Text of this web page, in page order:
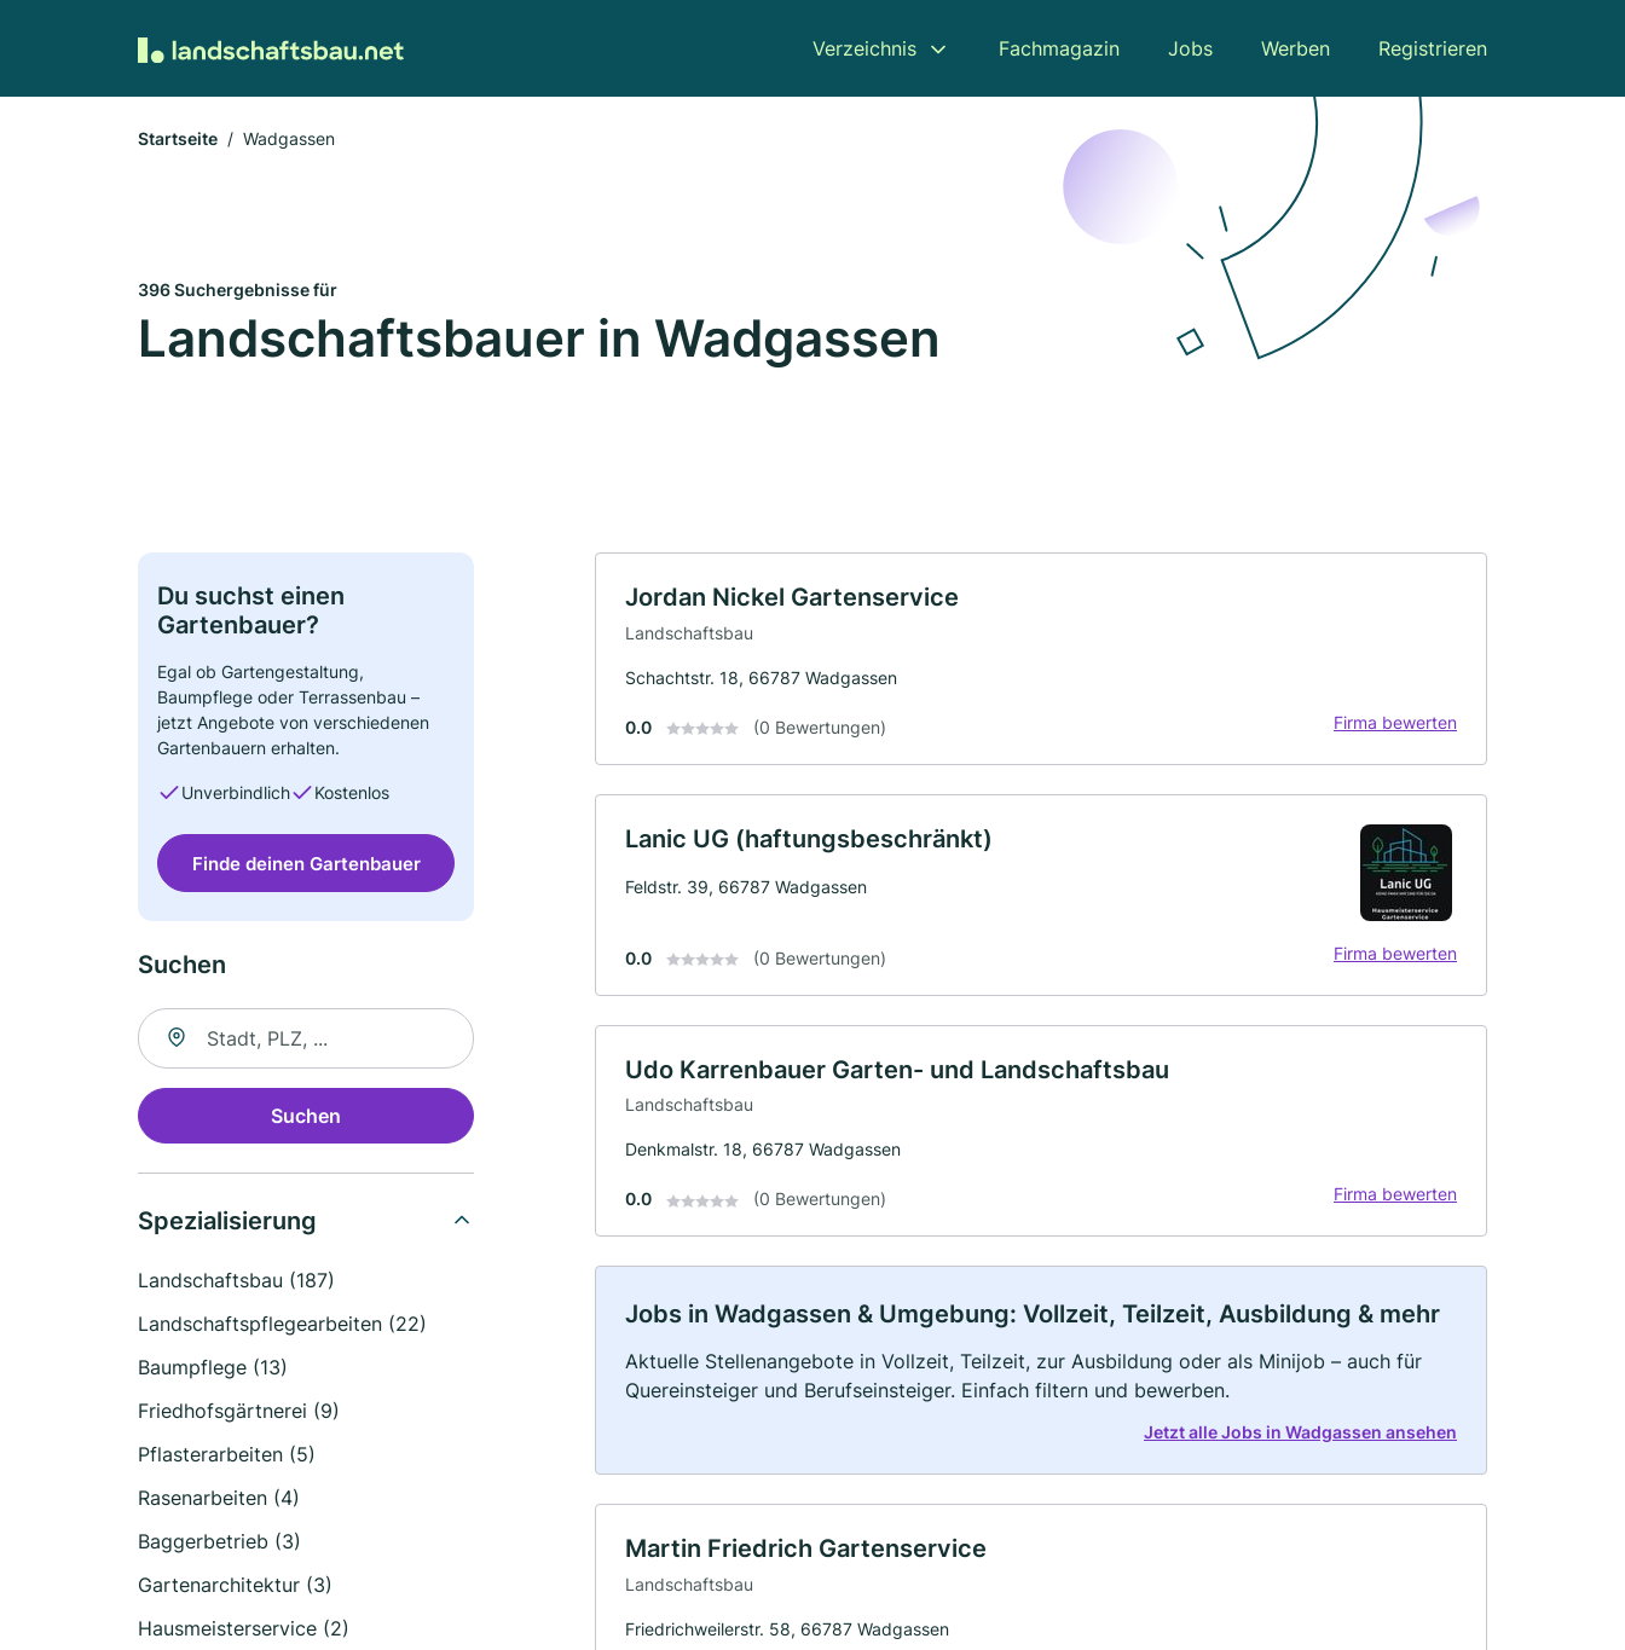
Verzeichnis Fachmagazin Jobs Werben Registrieren
Startseite Wadgassen
396 Suchergebnisse für
Landschaftsbauer in Wadgassen
Du suchst einen
Gartenbauer?
Egal ob Gartengestaltung,
Baumpflege oder Terrassenbau –
jetzt Angebote von verschiedenen
Gartenbauern erhalten.
Unverbindlich Kostenlos
Finde deinen Gartenbauer
Suchen
Suche nach Ort
Suchen
Spezialisierung
Landschaftsbau (187)
Landschaftspflegearbeiten (22)
Baumpflege (13)
Friedhofsgärtnerei (9)
Pflasterarbeiten (5)
Rasenarbeiten (4)
Baggerbetrieb (3)
Gartenarchitektur (3)
Hausmeisterservice (2)
Jordan Nickel Gartenservice
Landschaftsbau
Schachtstr. 18, 66787 Wadgassen
0.0 (0 Bewertungen) Firma bewerten
Lanic UG (haftungsbeschränkt)
Feldstr. 39, 66787 Wadgassen
0.0 (0 Bewertungen) Firma bewerten
Udo Karrenbauer Garten- und Landschaftsbau
Landschaftsbau
Denkmalstr. 18, 66787 Wadgassen
0.0 (0 Bewertungen) Firma bewerten
Jobs in Wadgassen & Umgebung: Vollzeit, Teilzeit, Ausbildung & mehr
Aktuelle Stellenangebote in Vollzeit, Teilzeit, zur Ausbildung oder als Minijob – auch für
Quereinsteiger und Berufseinsteiger. Einfach filtern und bewerben.
Jetzt alle Jobs in Wadgassen ansehen
Martin Friedrich Gartenservice
Landschaftsbau
Friedrichweilerstr. 58, 66787 Wadgassen